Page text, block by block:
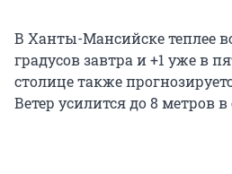
В Ханты-Мансийске теплее
градусов завтра и +1 уже в
столице также
Ветер усилится до 8 метров в